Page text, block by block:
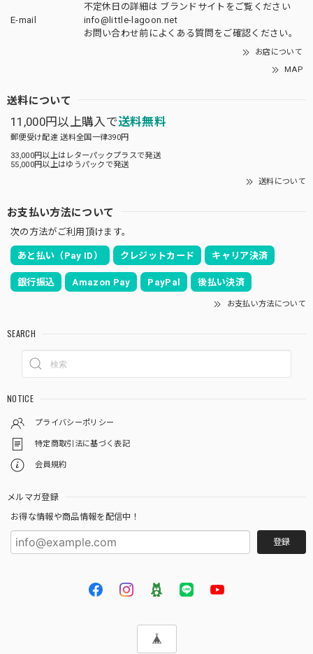
不定休日の詳細は ブランドサイト をご覧ください
E-mail
info@little-lagoon.net
お問い合わせ前によくある質問をご確認ください。
お店について
MAP
送料について
11,000円以上購入で送料無料
郵便受け配達 送料全国一律390円
33,000円以上はレターパックプラスで発送
55,000円以上はゆうパックで発送
送料について
お支払い方法について
次の方法がご利用頂けます。
あと払い（Pay ID） クレジットカード キャリア決済
銀行振込 Amazon Pay PayPal 後払い決済
お支払い方法について
SEARCH
NOTICE
プライバシーポリシー
特定商取引法に基づく表記
会員規約
メルマガ登録
お得な情報や商品情報を配信中！
登録